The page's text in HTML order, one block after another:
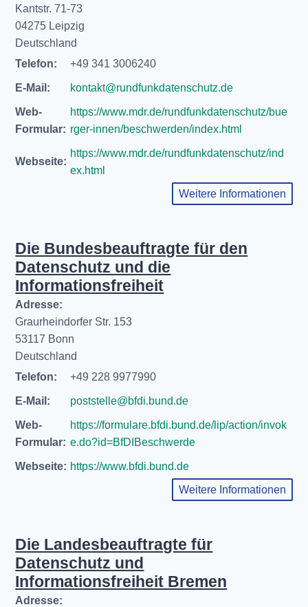
Kantstr. 71-73
04275 Leipzig
Deutschland
Telefon:
+49 341 3006240
E-Mail: kontakt@rundfunkdatenschutz.de
Web-
Formular:
https://www.mdr.de/rundfunkdatenschutz/bue
rger-innen/beschwerden/index.html
Webseite:
https://www.mdr.de/rundfunkdatenschutz/ind
ex.html
Weitere Informationen
Die Bundesbeauftragte für den
Datenschutz und die
Informationsfreiheit
Adresse:
Graurheindorfer Str. 153
53117 Bonn
Deutschland
Telefon:
+49 228 9977990
E-Mail: poststelle@bfdi.bund.de
Web-
Formular:
https://formulare.bfdi.bund.de/lip/action/invok
e.do?id=BfDIBeschwerde
Webseite: https://www.bfdi.bund.de
Weitere Informationen
Die Landesbeauftragte für
Datenschutz und
Informationsfreiheit Bremen
Adresse: